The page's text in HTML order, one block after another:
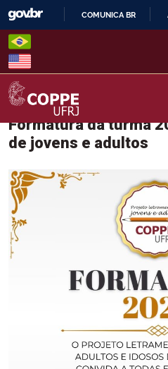
Skip
content
O
COMUNICA BR
COPPE – UFRJ
Formatura da turma
de jovens e adultos